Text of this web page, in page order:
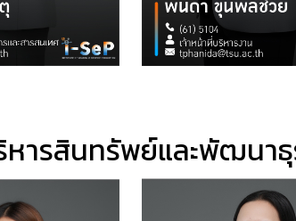
หารสินทรัพย์และพัฒนา